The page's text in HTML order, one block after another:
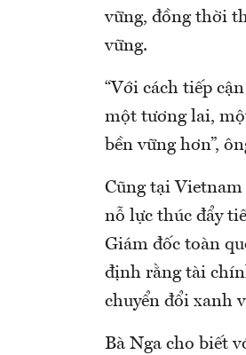
vững, đồng thời
vững.
“Với cách tiếp
một tương lai,
bền vững hơn”,
Cũng tại
nỗ lực thúc đẩy
Giám đốc toàn
định rằng tài
chuyển đổi xanh
Bà Nga cho biết